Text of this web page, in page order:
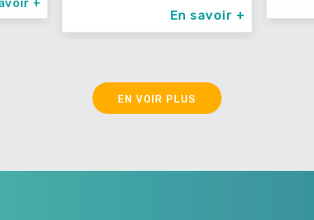
+
En savoir +
EN VOIR PLUS